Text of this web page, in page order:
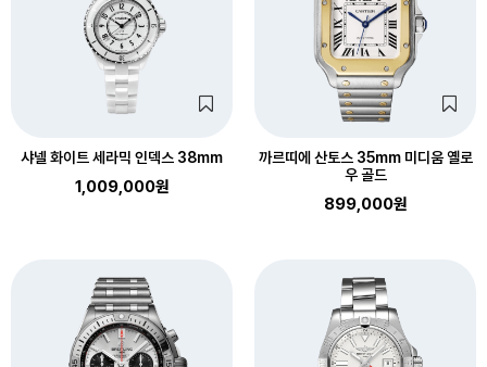
샤넬 화이트 세라믹 인덱스 38mm
1,009,000원
까르띠에 산토스 35mm 미디움 옐로
우 골드
899,000원